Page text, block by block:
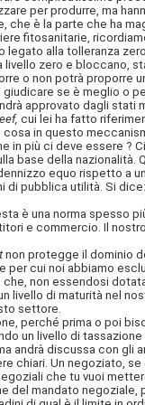
per produrre, ma
che è la parte che ha
fitosanitarie,
alla tolleranza
zero e bloccano,
non potrà proporre
se è meglio o
approvato dagli stati
cui lei ha fatto
in questo
più ci deve essere ?
base della
equo rispetto
pubblica utilità. Si
è una norma spesso
e commercio. Il
non protegge il dominio
per cui noi abbiamo
non essendosi
livello di maturità nel
settore.
perché prima o poi
un livello di
andrà discussa con
Un negoziato,
che tu vuoi
del mandato